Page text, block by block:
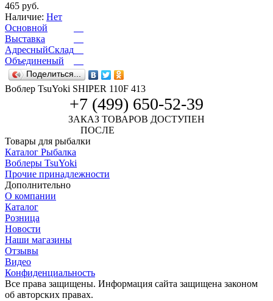
465 руб.
Наличие: Нет
Основной
Выставка
АдресныйСклад
Объединеный
Поделиться...
Воблер TsuYoki SHIPER 110F 413
+7 (499) 650-52-39
ЗАКАЗ ТОВАРОВ ДОСТУПЕН
ПОСЛЕ
Товары для рыбалки
Каталог Рыбалка
Воблеры TsuYoki
Прочие принадлежности
Дополнительно
О компании
Каталог
Розница
Новости
Наши магазины
Отзывы
Видео
Конфиденциальность
Все права защищены. Информация сайта защищена законом
об авторских правах.